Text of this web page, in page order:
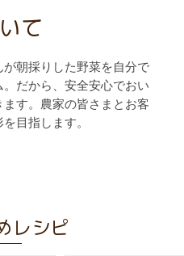
て
朝採りした野菜を自分で
だから、安全安心でおい
す。農家の皆さまとお客
目指します。
レシピ